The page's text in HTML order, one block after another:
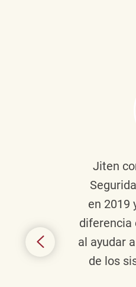
Jiten
en 2019
diferencia
al ayudar
de los